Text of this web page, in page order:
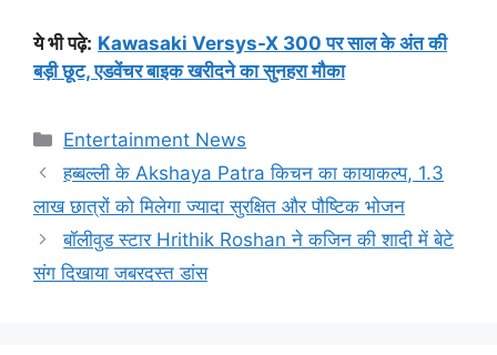
ये भी पढ़े: Kawasaki Versys-X 300 पर साल के अंत की
बड़ी छूट, एडवेंचर बाइक खरीदने का सुनहरा मौका
Categories
Entertainment News
हब्बल्ली के Akshaya Patra किचन का कायाकल्प, 1.3
लाख छात्रों को मिलेगा ज्यादा सुरक्षित और पौष्टिक भोजन
बॉलीवुड स्टार Hrithik Roshan ने कजिन की शादी में बेटे
संग दिखाया जबरदस्त डांस